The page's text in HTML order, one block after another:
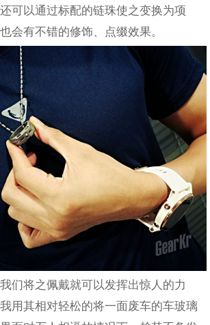
可以通过标配的链珠使之变换为项
会有不错的修饰、点缀效果。
们将之佩戴就可以发挥出惊人的力
用其相对轻松的将一面废车的车玻璃